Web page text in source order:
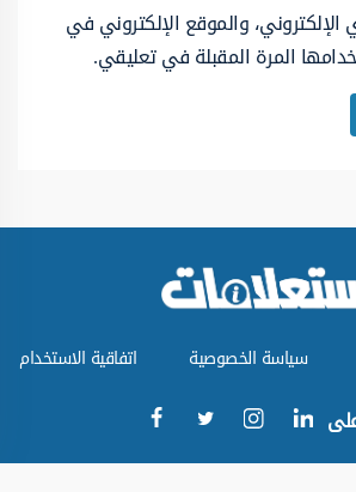
والموقع الإلكتروني في
المرة المقبلة في تعليقي.
سياسة الخصوصية اتفاقية الاستخدام